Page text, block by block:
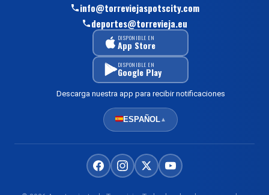
info@torreviejaspotscity.com
deportes@torrevieja.eu
DISPONIBLE EN
App Store
DISPONIBLE EN
Google Play
Descarga nuestra app para recibir notificaciones
ESPAÑOL▲